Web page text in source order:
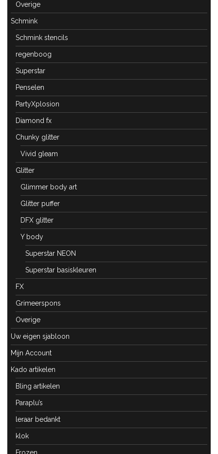
Overige
Schmink
Schmink stencils
regenboog
Superstar
Penselen
PartyXplosion
Diamond fx
Chunky glitter
Vivid gleam
Glitter
Glimmer body art
Glitter puffer
DFX glitter
Y body
Superstar NEON
Superstar basiskleuren
FX
Grimeerspons
Overige
Uw eigen sjabloon
Mijn Account
Kado artikelen
Bling artikelen
Paraplu’s
leraar bedankt
klok